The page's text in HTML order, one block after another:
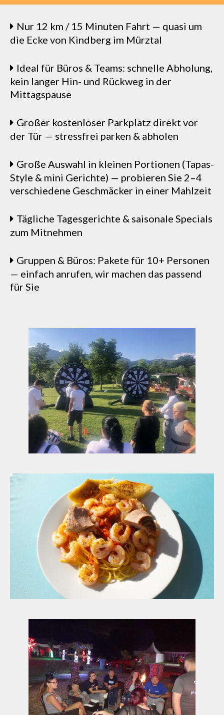
Nur 12 km / 15 Minuten Fahrt — quasi um
die Ecke von Kindberg im Mürztal
Ideal für Büros & Teams: schnelle Abholung,
kein langer Hin- und Rückweg in der
Mittagspause
Großer kostenloser Parkplatz direkt vor
der Tür — stressfrei parken & abholen
Große Auswahl in kleinen Portionen (Tapas-
Style & mini Gerichte) — probieren Sie 2–4
verschiedene Geschmäcker in einer Mahlzeit
Tägliche Tagesgerichte & saisonale Specials
zum Mitnehmen
Gruppen & Büros: Pakete für 10+ Personen
— einfach anrufen, wir machen das passend
für Sie